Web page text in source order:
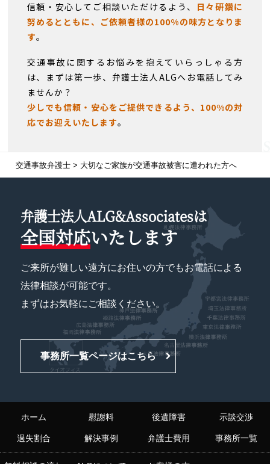
信頼・安心してご相談いただけるよう、
日々研鑽に
努めるとともに、ご依頼者様の100%の味方となりま
す。
交通事故に関するお悩みを抱えていらっしゃる方
は、まずは第一歩、弁護士法人ALGへお電話してみ
ませんか？
少しでも信頼・安心をご提供できるよう、100%の対
応でお迎えいたします。
交通事故弁護士> 大切なご家族が交通事故被害に遭われた方へ
弁護士法人ALG&Associatesは
全国対応いたします
ご来所が難しい遠方にお住いの方でもお電話による
法律相談が可能です。
まずはお気軽にご相談ください。
事務所一覧ページはこちら
ホーム 慰謝料 後遺障害 示談交渉
過失割合 解決事例 弁護士費用 事務所一覧